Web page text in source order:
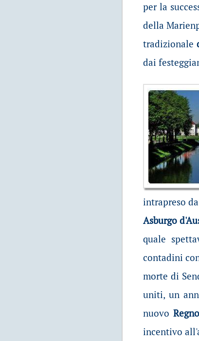
per la
della
tradizionale
dai
intrapreso da
Asburgo
quale
contadini
morte di
uniti, un
nuovo
incentivo